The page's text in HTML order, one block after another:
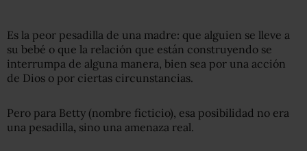
Es la peor pesadilla de una madre: que alguien se lleve a
su bebé o que la relación que están construyendo se
interrumpa de alguna manera, bien sea por una acción
de Dios o por ciertas circunstancias.
Pero para Betty (nombre ficticio), esa posibilidad no era
una pesadilla, sino una amenaza real.